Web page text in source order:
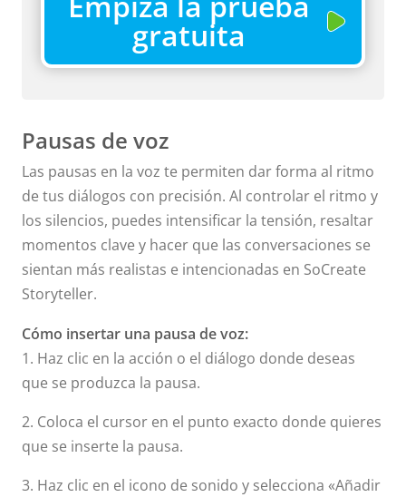
gratuita
Pausas de voz
Las pausas en la voz te permiten dar forma al ritmo
de tus diálogos con precisión. Al controlar el ritmo y
los silencios, puedes intensificar la tensión, resaltar
momentos clave y hacer que las conversaciones se
sientan más realistas e intencionadas en SoCreate
Storyteller.
Cómo insertar una pausa de voz:
1. Haz clic en la acción o el diálogo donde deseas
que se produzca la pausa.
2. Coloca el cursor en el punto exacto donde quieres
que se inserte la pausa.
3. Haz clic en el icono de sonido y selecciona «Añadir